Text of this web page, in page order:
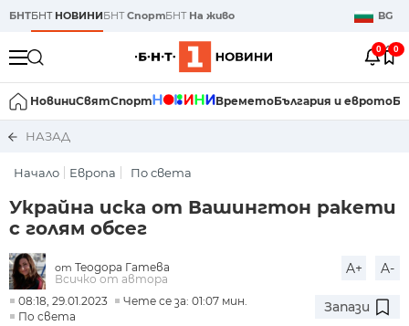
БНТБНТ НОВИНИБНТСпортБНТ На живо BG
0 0
НовиниСвятСпорт ВреметоБългария и еврото
НАЗАД
Начало Европа По света
Украйна иска от Вашингтон ракети
с голям обсег
от Теодора Гатева
Всичко от автора
A+ A-
08:18, 29.01.2023
Чете се за: 01:07 мин.
По света
Запази